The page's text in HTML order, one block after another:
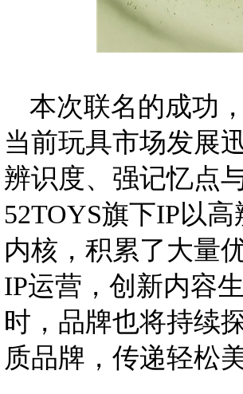
本次联名的成功
当前玩具市场发展
辨识度、强记忆点
52TOYS旗下IP以
内核，积累了大量
IP运营，创新内容
时，品牌也将持续
质品牌，传递轻松